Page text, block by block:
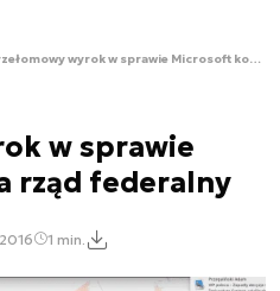
Przełomowy wyrok w sprawie Microsoft kontra rząd federalny
w sprawie
rząd federalny
1 min.